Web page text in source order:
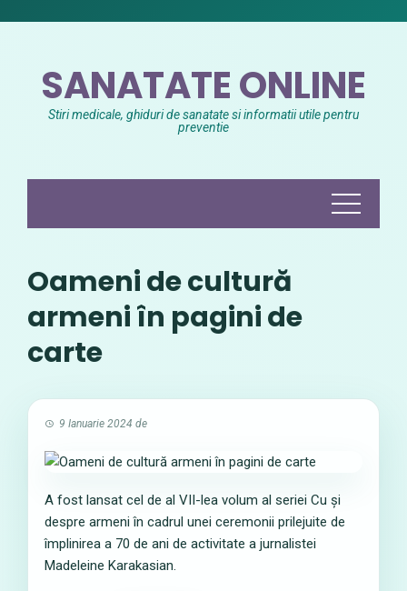
SANATATE ONLINE
Stiri medicale, ghiduri de sanatate si informatii utile pentru
preventie
Oameni de cultură
armeni în pagini de
carte
9 Ianuarie 2024 de
A fost lansat cel de al VII-lea volum al seriei Cu și
despre armeni în cadrul unei ceremonii prilejuite de
împlinirea a 70 de ani de activitate a jurnalistei
Madeleine Karakasian.